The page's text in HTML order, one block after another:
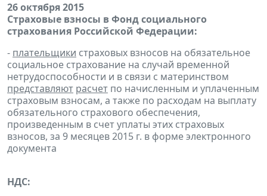
26 октября 2015
Страховые взносы в Фонд социального
страхования Российской Федерации:
- плательщики страховых взносов на обязательное
социальное страхование на случай временной
нетрудоспособности и в связи с материнством
представляют расчет по начисленным и уплаченным
страховым взносам, а также по расходам на выплату
обязательного страхового обеспечения,
произведенным в счет уплаты этих страховых
взносов, за 9 месяцев 2015 г. в форме электронного
документа
НДС: